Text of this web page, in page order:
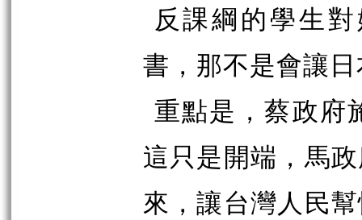
反課綱的學生
書，那不是會讓
重點是，蔡政府
這只是開端，馬
來，讓台灣人民